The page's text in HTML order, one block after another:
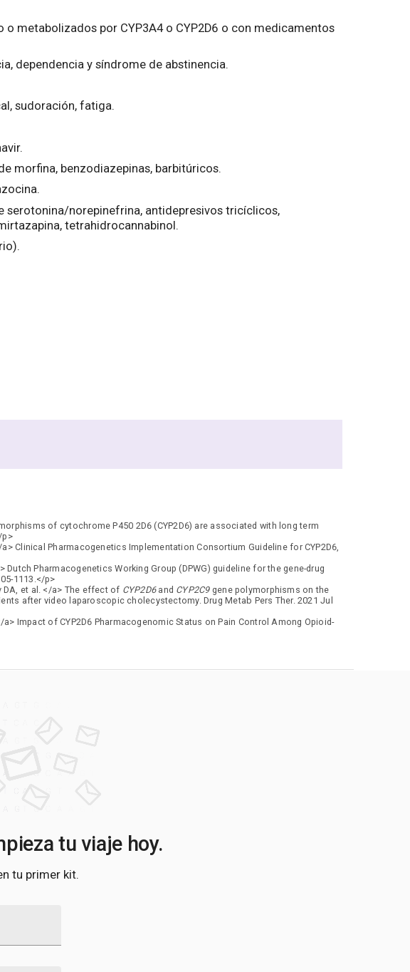
metabolizados por CYP3A4 o CYP2D6 o con medicamentos
dependencia y síndrome de abstinencia.
sudoración, fatiga.
morfina, benzodiazepinas, barbitúricos.
serotonina/norepinefrina, antidepresivos tricíclicos,
tetrahidrocannabinol.
of cytochrome P450 2D6 (CYP2D6) are associated with long term
p>
Clinical Pharmacogenetics Implementation Consortium Guideline for CYP2D6,
Pharmacogenetics Working Group (DPWG) guideline for the gene-drug
1113.</p>
DA, et al. </a> The effect of CYP2D6and CYP2C9gene polymorphisms on the
after video laparoscopic cholecystectomy. Drug Metab Pers Ther. 2021 Jul
Impact of CYP2D6 Pharmacogenomic Status on Pain Control Among Opioid-
tu viaje hoy.
tu primer kit.